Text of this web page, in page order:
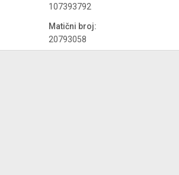
107393792
Matični broj:
20793058
Nastojimo da budemo što
ponude i ne